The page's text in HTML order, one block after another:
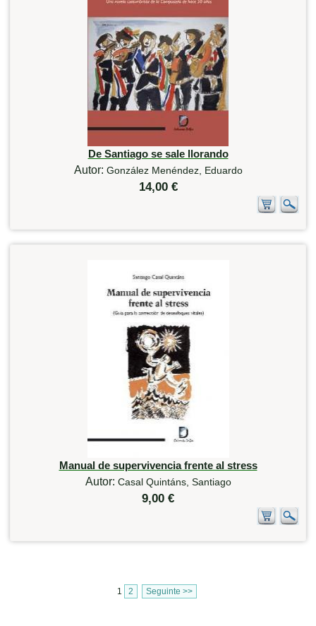
De Santiago se sale llorando
Autor: González Menéndez, Eduardo
14,00 €
Manual de supervivencia frente al stress
Autor: Casal Quintáns, Santiago
9,00 €
1 2 Seguinte >>